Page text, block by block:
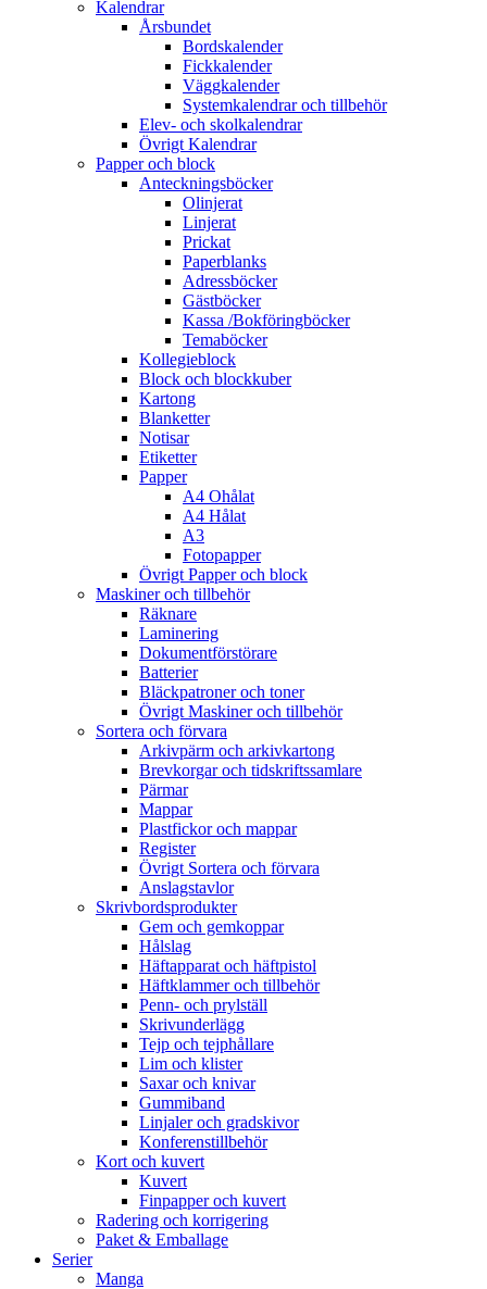
Kalendrar
Årsbundet
Bordskalender
Fickkalender
Väggkalender
Systemkalendrar och tillbehör
Elev- och skolkalendrar
Övrigt Kalendrar
Papper och block
Anteckningsböcker
Olinjerat
Linjerat
Prickat
Paperblanks
Adressböcker
Gästböcker
Kassa /Bokföringböcker
Temaböcker
Kollegieblock
Block och blockkuber
Kartong
Blanketter
Notisar
Etiketter
Papper
A4 Ohålat
A4 Hålat
A3
Fotopapper
Övrigt Papper och block
Maskiner och tillbehör
Räknare
Laminering
Dokumentförstörare
Batterier
Bläckpatroner och toner
Övrigt Maskiner och tillbehör
Sortera och förvara
Arkivpärm och arkivkartong
Brevkorgar och tidskriftssamlare
Pärmar
Mappar
Plastfickor och mappar
Register
Övrigt Sortera och förvara
Anslagstavlor
Skrivbordsprodukter
Gem och gemkoppar
Hålslag
Häftapparat och häftpistol
Häftklammer och tillbehör
Penn- och prylställ
Skrivunderlägg
Tejp och tejphållare
Lim och klister
Saxar och knivar
Gummiband
Linjaler och gradskivor
Konferenstillbehör
Kort och kuvert
Kuvert
Finpapper och kuvert
Radering och korrigering
Paket & Emballage
Serier
Manga